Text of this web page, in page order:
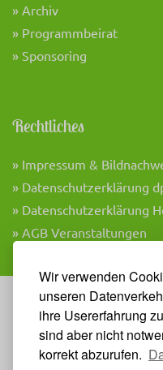
Wir verwenden
unseren
ihre Usererfahrung
sind aber nicht
korrekt abzurufen.
» Archiv
» Programmbeirat
» Sponsoring
Rechtliches
» Impressum &
» Datenschutzerklärung
» Datenschutzerklärung
» AGB Veranstaltungen
Veranstalter